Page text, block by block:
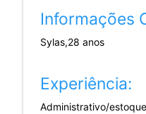
Informações
Sylas,28 anos
Experiência:
Administrativo/